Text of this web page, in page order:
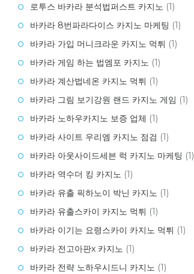
로투스 바카라 분석법퍼스트 카지노 (1)
바카라 8번파라다이스 카지노 마케팅 (1)
바카라 가입 머니크라운 카지노 먹튀 (1)
바카라 게임 하는 법엠포 카지노 (1)
바카라 계산법네온 카지노 먹튀 (1)
바카라 그림 보기강원 랜드 카지노 게임 (1)
바카라 노하우카지노 보증 업체 (1)
바카라 사이트 우리엠 카지노 점검 (1)
바카라 아웃사이드세븐 럭 카지노 마케팅 (1)
바카라 역수더 킹 카지노 (1)
바카라 유출 픽하노이 박닌 카지노 (1)
바카라 유출스카이 카지노 먹튀 (1)
바카라 이기는 요령스카이 카지노 먹튀 (1)
바카라 전고아판x 카지노 (1)
바카라 전략 노하우시드니 카지노 (1)